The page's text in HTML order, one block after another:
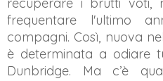
frequentare l'ultimo
compagni. Così, nuova
è determinata a odiare
Dunbridge. Ma c’è